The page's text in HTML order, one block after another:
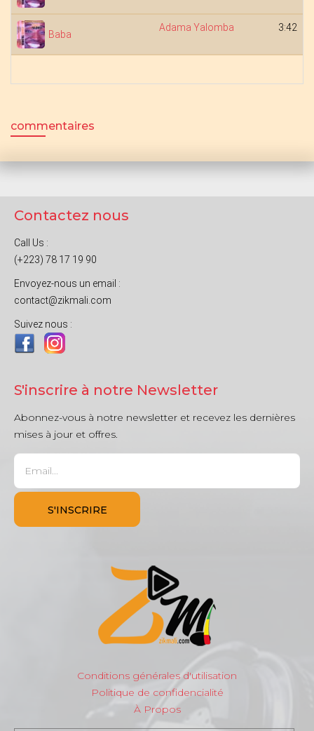
Baba
Adama Yalomba 3:42
commentaires
Contactez nous
Call Us :
(+223) 78 17 19 90
Envoyez-nous un email :
contact@zikmali.com
Suivez nous :
S'inscrire à notre Newsletter
Abonnez-vous à notre newsletter et recevez les dernières
mises à jour et offres.
Conditions générales d'utilisation
Politique de confidencialité
À Propos